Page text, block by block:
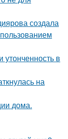
создала
в
на
дома.